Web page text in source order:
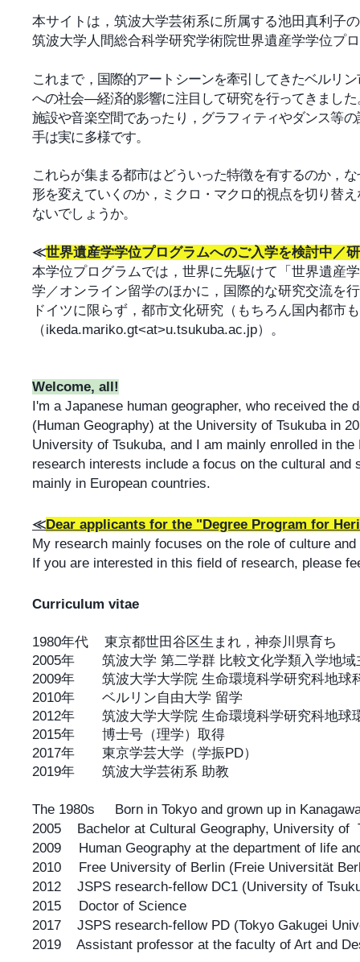
本サイトは，筑波大学芸術系に所属する池田真利子
筑波大学人間総合科学研究学術院世界遺産学学位プ
これまで，国際的アートシーンを牽引してきたベルリ
への社会―経済的影響に注目して研究を行ってきまし
施設や音楽空間であったり，グラフィティやダンス等
手は実に多様です。
これらが集まる都市はどういった特徴を有するのか，
形を変えていくのか，ミクロ・マクロ的視点を切り替
ないでしょうか。
≪世界遺産学学位プログラムへのご入学を検討中／
本学位プログラムでは，世界に先駆けて「世界遺産
学／オンライン留学のほかに，国際的な研究交流を
ドイツに限らず，都市文化研究（もちろん国内都市
（ikeda.mariko.gt<at>u.tsukuba.ac.jp）。
Welcome, all!
I'm a Japanese human geographer, who received
(Human Geography) at the University of Tsukuba in
University of Tsukuba, and I am mainly enrolled in
research interests include a focus on the cultural
mainly in European countries.
≪Dear applicants for the "Degree Program for
My research mainly focuses on the role of culture
If you are interested in this field of research, please
Curriculum vitae
1980年代 東京都世田谷区生まれ，神奈川県育ち​
2005年 筑波大学 第二学群​ 比較文化学類入学地域
2009年 筑波大学大学院 生命環境科学研究科地球
2010年 ベルリン自由大学 留学
2012年 筑波大学大学院 生命環境科学研究科地球
2015年 博士号（理学）取得​
2017年 東京学芸大学（学振PD）​
2019年 筑波大学芸術系 助教
The 1980s Born in Tokyo and grown up in
2005 Bachelor at Cultural Geography, University of
2009 Human Geography at the department of life
2010 Free University of Berlin (Freie Universität
2012 JSPS research-fellow DC1 (University of
2015 Doctor of Science​
2017 JSPS research-fellow PD (Tokyo Gakugei
2019 Assistant professor at the faculty of Art and